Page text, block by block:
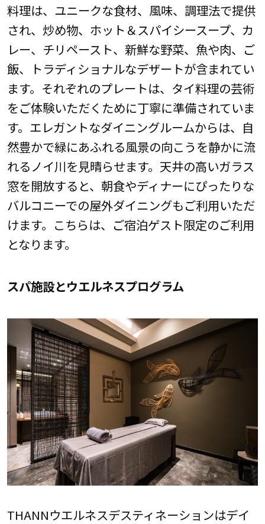
料理は、ユニークな食材、風味、調理法で提供
され、炒め物、ホット＆スパイシースープ、カ
レー、チリペースト、新鮮な野菜、魚や肉、ご
飯、トラディショナルなデザートが含まれてい
ます。それぞれのプレートは、タイ料理の芸術
をご体験いただくために丁寧に準備されていま
す。エレガントなダイニングルームからは、自
然豊かで緑にあふれる風景の向こうを静かに流
れるノイ川を見晴らせます。天井の高いガラス
窓を開放すると、朝食やディナーにぴったりな
バルコニーでの屋外ダイニングもご利用いただ
けます。こちらは、ご宿泊ゲスト限定のご利用
となります。
スパ施設とウエルネスプログラム
THANNウエルネスデスティネーションはデイ